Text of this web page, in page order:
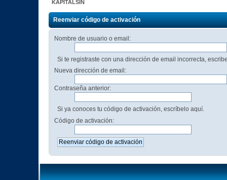
KAPITALSIN
Reenviar código de activación
Nombre de usuario o email:
Si te registraste con una dirección de email incorrecta,
Nueva dirección de email:
Contraseña anterior:
Si ya conoces tu código de activación, escríbelo aquí.
Código de activación: